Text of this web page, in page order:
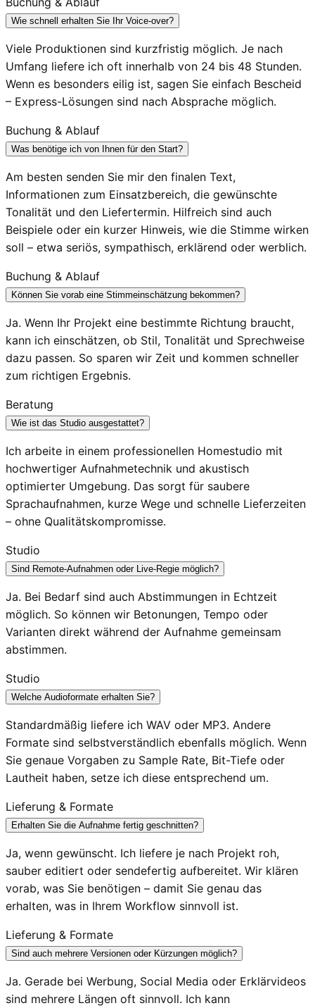
Wie schnell erhalten Sie Ihr Voice-over?
Viele Produktionen sind kurzfristig möglich. Je nach
Umfang liefere ich oft innerhalb von 24 bis 48 Stunden.
Wenn es besonders eilig ist, sagen Sie einfach Bescheid
– Express-Lösungen sind nach Absprache möglich.
Buchung & Ablauf
Was benötige ich von Ihnen für den Start?
Am besten senden Sie mir den finalen Text,
Informationen zum Einsatzbereich, die gewünschte
Tonalität und den Liefertermin. Hilfreich sind auch
Beispiele oder ein kurzer Hinweis, wie die Stimme wirken
soll – etwa seriös, sympathisch, erklärend oder werblich.
Buchung & Ablauf
Können Sie vorab eine Stimmeinschätzung bekommen?
Ja. Wenn Ihr Projekt eine bestimmte Richtung braucht,
kann ich einschätzen, ob Stil, Tonalität und Sprechweise
dazu passen. So sparen wir Zeit und kommen schneller
zum richtigen Ergebnis.
Beratung
Wie ist das Studio ausgestattet?
Ich arbeite in einem professionellen Homestudio mit
hochwertiger Aufnahmetechnik und akustisch
optimierter Umgebung. Das sorgt für saubere
Sprachaufnahmen, kurze Wege und schnelle Lieferzeiten
– ohne Qualitätskompromisse.
Studio
Sind Remote-Aufnahmen oder Live-Regie möglich?
Ja. Bei Bedarf sind auch Abstimmungen in Echtzeit
möglich. So können wir Betonungen, Tempo oder
Varianten direkt während der Aufnahme gemeinsam
abstimmen.
Studio
Welche Audioformate erhalten Sie?
Standardmäßig liefere ich WAV oder MP3. Andere
Formate sind selbstverständlich ebenfalls möglich. Wenn
Sie genaue Vorgaben zu Sample Rate, Bit-Tiefe oder
Lautheit haben, setze ich diese entsprechend um.
Lieferung & Formate
Erhalten Sie die Aufnahme fertig geschnitten?
Ja, wenn gewünscht. Ich liefere je nach Projekt roh,
sauber editiert oder sendefertig aufbereitet. Wir klären
vorab, was Sie benötigen – damit Sie genau das
erhalten, was in Ihrem Workflow sinnvoll ist.
Lieferung & Formate
Sind auch mehrere Versionen oder Kürzungen möglich?
Ja. Gerade bei Werbung, Social Media oder Erklärvideos
sind mehrere Längen oft sinnvoll. Ich kann